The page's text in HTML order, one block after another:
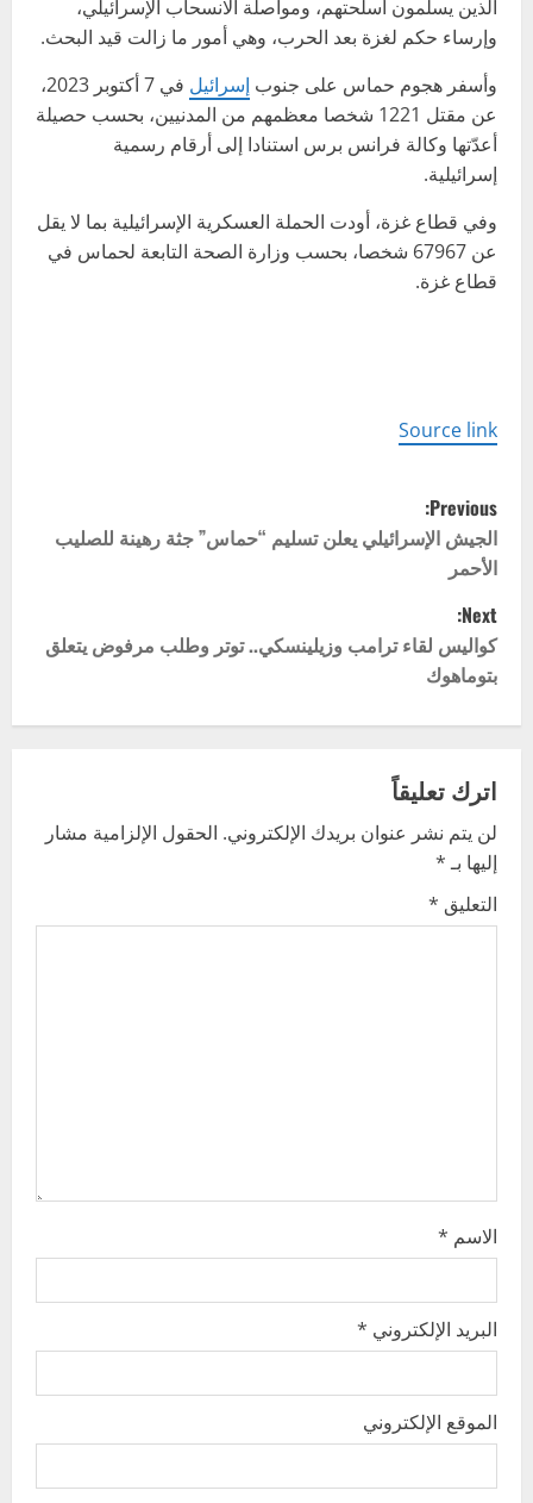
الذين يسلمون أسلحتهم، ومواصلة الانسحاب الإسرائيلي،
وإرساء حكم لغزة بعد الحرب، وهي أمور ما زالت قيد البحث.
وأسفر هجوم حماس على جنوب إسرائيل
في 7 أكتوبر 2023،
عن مقتل 1221 شخصا معظمهم من المدنيين، بحسب حصيلة
أعدّتها وكالة فرانس برس استنادا إلى أرقام رسمية
إسرائيلية.
وفي قطاع غزة، أودت الحملة العسكرية الإسرائيلية بما لا يقل
عن 67967 شخصا، بحسب وزارة الصحة التابعة لحماس في
قطاع غزة.
Source link
P
o
s
t
n
v
i
g
Previous:
الجيش الإسرائيلي يعلن تسليم “حماس” جثة رهينة للصليب
الأحمر
Next:
كواليس لقاء ترامب وزيلينسكي.. توتر وطلب مرفوض يتعلق
بتوماهوك
اترك تعليقاً
لن يتم نشر عنوان بريدك الإلكتروني. الحقول الإلزامية مشار
إليها بـ*
التعليق *
الاسم *
البريد الإلكتروني *
الموقع الإلكتروني